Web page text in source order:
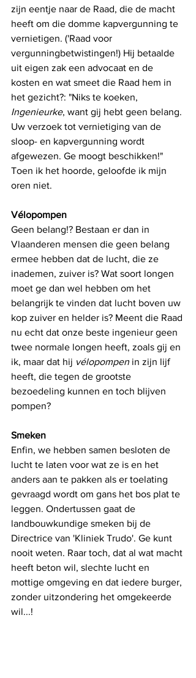
zijn eentje naar de Raad, die de macht
heeft om die domme kapvergunning te
vernietigen. ('Raad voor
vergunningbetwistingen!) Hij betaalde
uit eigen zak een advocaat en de
kosten en wat smeet die Raad hem in
het gezicht?: "Niks te koeken,
Ingenieurke, want gij hebt geen belang.
Uw verzoek tot vernietiging van de
sloop- en kapvergunning wordt
afgewezen. Ge moogt beschikken!"
Toen ik het hoorde, geloofde ik mijn
oren niet.
Vélopompen
Geen belang!? Bestaan er dan in
Vlaanderen mensen die geen belang
ermee hebben dat de lucht, die ze
inademen, zuiver is? Wat soort longen
moet ge dan wel hebben om het
belangrijk te vinden dat lucht boven uw
kop zuiver en helder is? Meent die Raad
nu echt dat onze beste ingenieur geen
twee normale longen heeft, zoals gij en
ik, maar dat hij vélopompen in zijn lijf
heeft, die tegen de grootste
bezoedeling kunnen en toch blijven
pompen?
Smeken
Enfin, we hebben samen besloten de
lucht te laten voor wat ze is en het
anders aan te pakken als er toelating
gevraagd wordt om gans het bos plat te
leggen. Ondertussen gaat de
landbouwkundige smeken bij de
Directrice van 'Kliniek Trudo'. Ge kunt
nooit weten. Raar toch, dat al wat macht
heeft beton wil, slechte lucht en
mottige omgeving en dat iedere burger,
zonder uitzondering het omgekeerde
wil...!